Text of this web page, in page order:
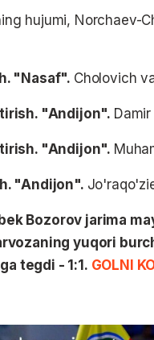
hujumi, Norchaev-
"Nasaf". Cholovich
"Andijon".
"Andijon".
"Andijon".
Bozorov jarima
yuqori
tegdi - 1:1. GOLNI